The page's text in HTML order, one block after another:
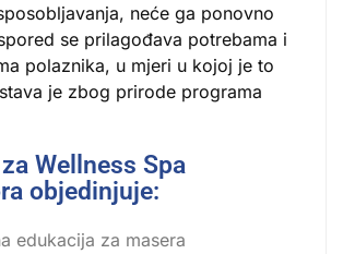
neće ga ponovno
se prilagođava potrebama i
polaznika, u mjeri u kojoj je to
je zbog prirode programa
Wellness Spa
objedinjuje:
edukacija za masera